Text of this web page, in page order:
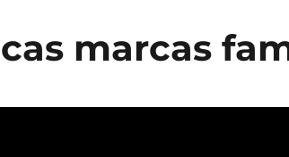
marcas